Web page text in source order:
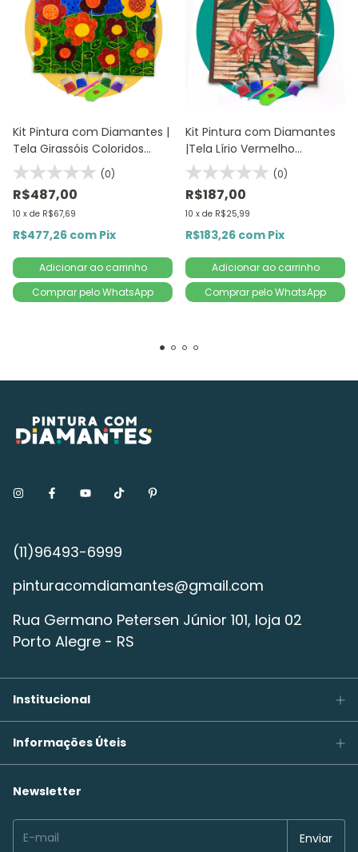
Kit Pintura com Diamantes |
Tela Girassóis Coloridos
80x60 - Diamante Redondo
| Diamond Painting 5D DIY
(0)
R$487,00
10 x de R$67,69
R$477,26 com Pix
Comprar pelo WhatsApp
Kit Pintura com Diamantes
|Tela Lírio Vermelho
40x40cm - Diamante
Redondo | Diamond Painting
5D DIY
(0)
R$187,00
10 x de R$25,99
R$183,26 com Pix
Comprar pelo WhatsApp
pinturacomdiamantes@gmail.com
Rua Germano Petersen Júnior 101, loja 02
Porto Alegre - RS
Institucional
Informações Úteis
Newsletter